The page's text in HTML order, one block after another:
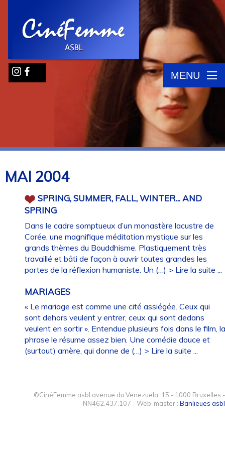
MENU
MAI 2004
SPRING, SUMMER, FALL, WINTER... AND
SPRING
Dans le cadre somptueux d’un monastère lacustre de
Corée, une magnifique méditation mystique sur les
grands thèmes du Bouddhisme. Plastiquement très
travaillé et bâti de façon à ouvrir toutes grandes les
portes de la réflexion humaniste. Un (…) > Lire la suite ...
MARIAGES
« Le mariage est comme une cité assiégée. Ceux qui
sont dehors veulent y entrer, ceux qui sont dedans
veulent en sortir ». Entendue plusieurs fois dans le film,
phrase le résume assez bien. Une comédie douce et
(surtout) amère, qui donne de (…) > Lire la suite ...
©CinéFemme asbl avenue du Venezuela, 15 - 1000 Bruxelles -
NN462.437.107 - Web-master : Banlieues asbl